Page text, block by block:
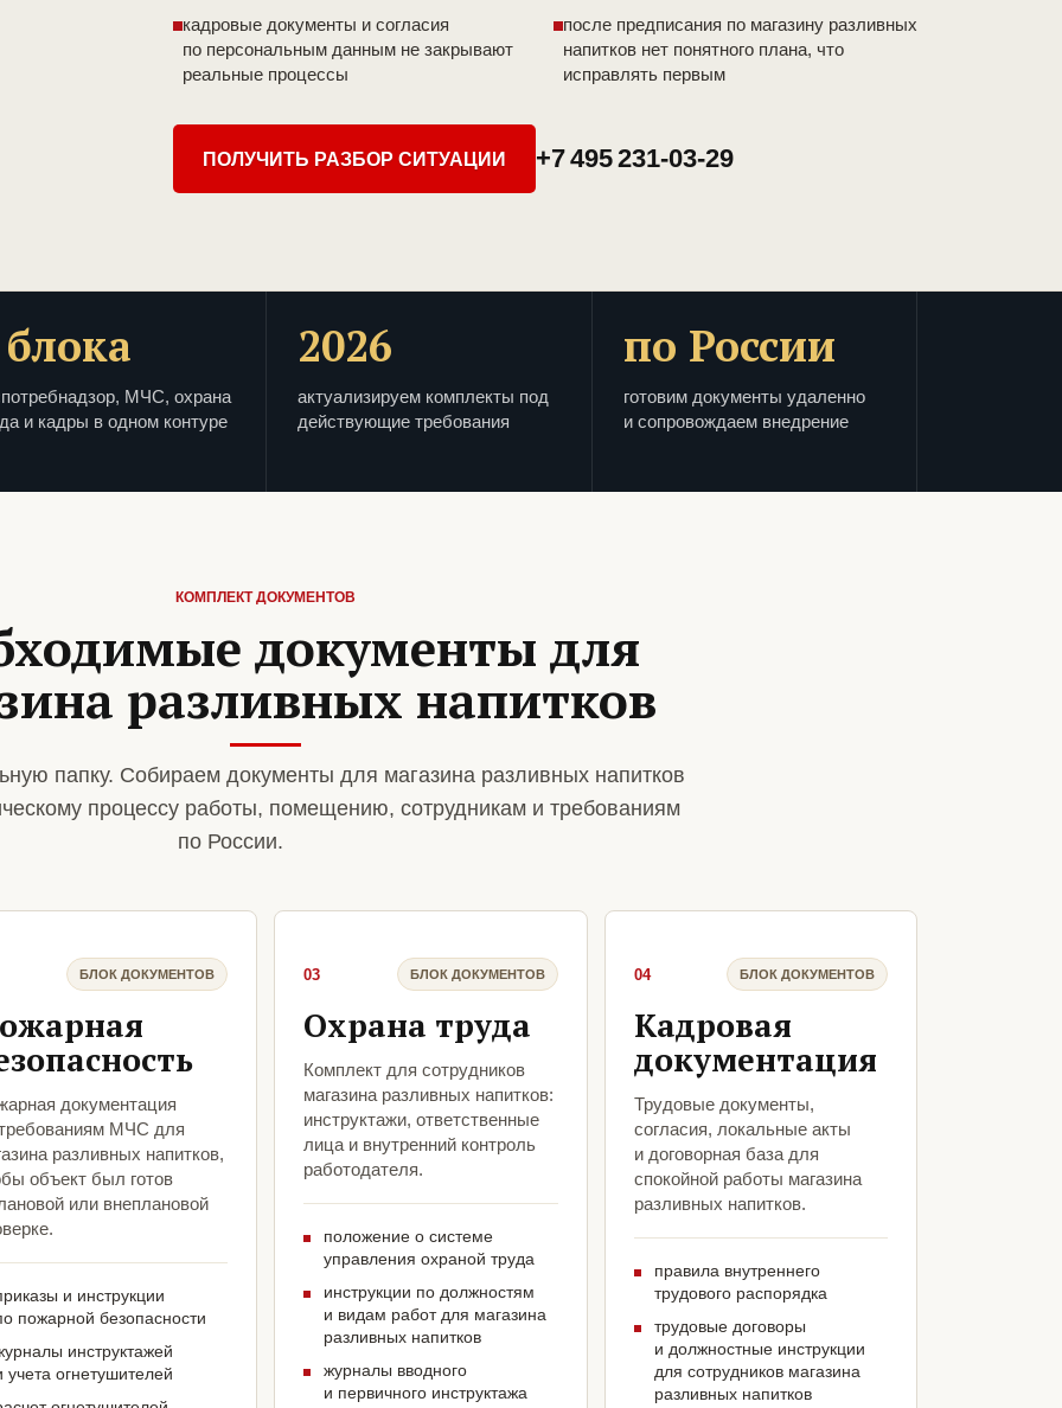
кадровые документы и согласия
по персональным данным не закрывают
реальные процессы
после предписания по магазину разливных
напитков нет понятного плана, что
исправлять первым
ПОЛУЧИТЬ РАЗБОР СИТУАЦИИ +7 495 231-03-29
МЧС, охрана
и кадры в одном контуре
2026
актуализируем комплекты под
действующие требования
по России
готовим документы удаленно
и сопровождаем внедрение
КОМПЛЕКТ ДОКУМЕНТОВ
документы для
разливных напитков
папку. Собираем документы для магазина разливных напитков
процессу работы, помещению, сотрудникам и требованиям
по России.
БЛОК ДОКУМЕНТОВ
документация
МЧС для
разливных напитков,
объект был готов
или внеплановой
и инструкции
пожарной безопасности
инструктажей
учета огнетушителей
03 БЛОК ДОКУМЕНТОВ
Охрана труда
Комплект для сотрудников
магазина разливных напитков:
инструктажи, ответственные
лица и внутренний контроль
работодателя.
положение о системе
управления охраной труда
инструкции по должностям
и видам работ для магазина
разливных напитков
журналы вводного
и первичного инструктажа
04 БЛОК ДОКУМЕНТОВ
Кадровая
документация
Трудовые документы,
согласия, локальные акты
и договорная база для
спокойной работы магазина
разливных напитков.
правила внутреннего
трудового распорядка
трудовые договоры
и должностные инструкции
для сотрудников магазина
разливных напитков